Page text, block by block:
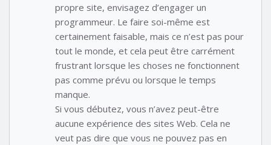
propre site, envisagez d’engager un
programmeur. Le faire soi-même est
certainement faisable, mais ce n’est pas pour
tout le monde, et cela peut être carrément
frustrant lorsque les choses ne fonctionnent
pas comme prévu ou lorsque le temps
manque.
Si vous débutez, vous n’avez peut-être
aucune expérience des sites Web. Cela ne
veut pas dire que vous ne pouvez pas en